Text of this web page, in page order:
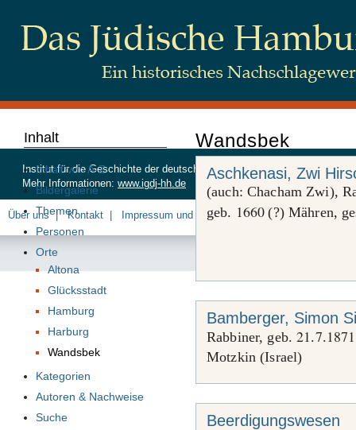
Wandsbek
Aschkenasi, Zwi
(auch: Chacham Zwi),
geb. 1660(?) Mähren,
Bamberger, Simon
Rabbiner, geb.21.7.1871
Motzkin (Israel)
Beerdigungswesen
Inhalt
Inhalt von A-Z
Bildergalerie
Themen
Personen
Orte
Altona
Glücksstadt
Hamburg
Harburg
Wandsbek
Kategorien
Autoren & Nachweise
Suche
Institut für die Geschichte der deutschen Juden, Beim Schlump 83,
Mehr Informationen: www.igdj-hh.de
Über uns Kontakt Impressum und Datenschutz